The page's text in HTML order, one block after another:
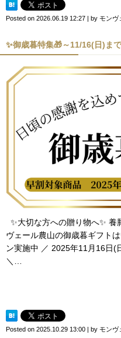
Posted on 2026.06.19 12:27 | by モンヴ
✨御歳暮特集🎁～11/16(日)ま
✨大切な方への贈り物へ✨
ヴェール農山の御歳暮ギフト
ン実施中 ／ 2025年11月16日(
＼…
Posted on 2025.10.29 13:00 | by モンヴ